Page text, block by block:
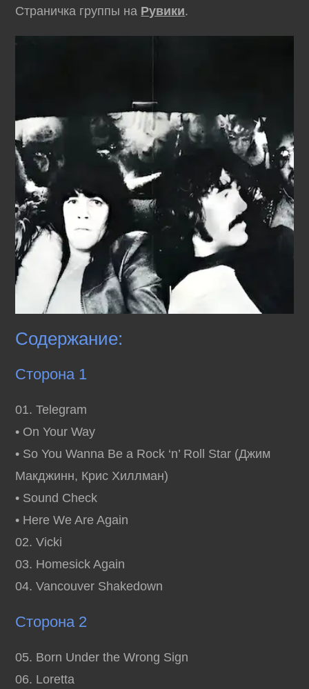
Страничка группы на Рувики.
Содержание:
Сторона 1
01. Telegram
• On Your Way
• So You Wanna Be a Rock ‘n’ Roll Star (Джим
Макджинн, Крис Хиллман)
• Sound Check
• Here We Are Again
02. Vicki
03. Homesick Again
04. Vancouver Shakedown
Сторона 2
05. Born Under the Wrong Sign
06. Loretta